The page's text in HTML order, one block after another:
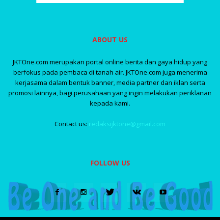
ABOUT US
JKTOne.com merupakan portal online berita dan gaya hidup yang
berfokus pada pembaca di tanah air. JKTOne.com juga menerima
kerjasama dalam bentuk banner, media partner dan iklan serta
promosi lainnya, bagi perusahaan yang ingin melakukan periklanan
kepada kami.
Contact us: redaksijktone@gmail.com
FOLLOW US